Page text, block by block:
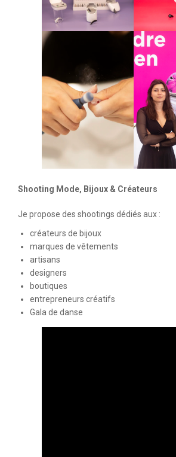
Shooting Mode, Bijoux & Créateurs
Je propose des shootings dédiés aux :
créateurs de bijoux
marques de vêtements
artisans
designers
boutiques
entrepreneurs créatifs
Gala de danse